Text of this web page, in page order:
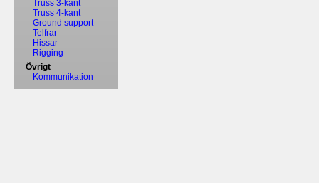
Truss 3-kant
Truss 4-kant
Ground support
Telfrar
Hissar
Rigging
Övrigt
Kommunikation